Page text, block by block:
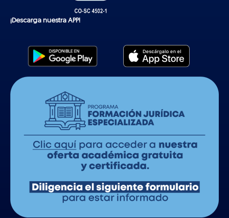
¡Descarga nuestra APP!